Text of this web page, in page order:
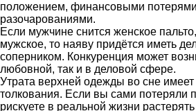
положением, финансовыми
разочарованиями.
Если мужчине снится женское
мужское, то наяву придётся иметь
соперником. Конкуренция может
любовной, так и в деловой сфере.
Утрата верхней одежды во сне
толкования. Если вы сами потеряли
рискуете в реальной жизни